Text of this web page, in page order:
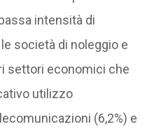
intensità di
società di noleggio e
settori economici che
utilizzo
(6,2%) e